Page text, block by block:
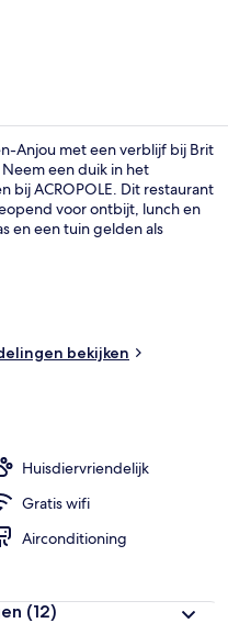
Anjou met een verblijf bij Brit
een duik in het
bij ACROPOLE. Dit restaurant
voor ontbijt, lunch en
en een tuin gelden als
bekijken
Huisdiervriendelijk
Gratis wifi
Airconditioning
(12)